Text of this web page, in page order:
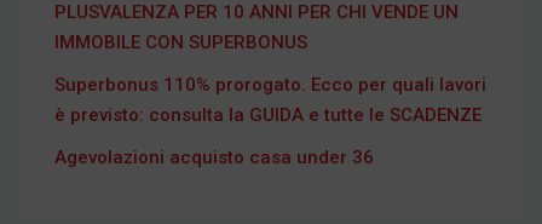
PLUSVALENZA PER 10 ANNI PER CHI VENDE UN
IMMOBILE CON SUPERBONUS
Superbonus 110% prorogato. Ecco per quali lavori
è previsto: consulta la GUIDA e tutte le SCADENZE
Agevolazioni acquisto casa under 36